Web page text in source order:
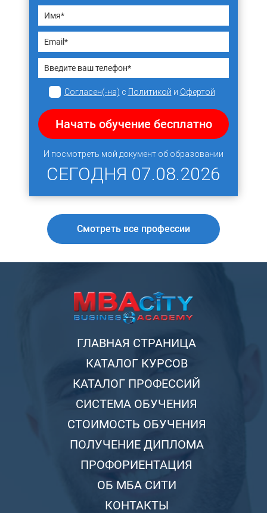
Согласен(-на) с Политикой и Офертой
Начать обучение бесплатно
И посмотреть мой документ об образовании
СЕГОДНЯ 07.08.2026
Смотреть все профессии
ГЛАВНАЯ СТРАНИЦА
КАТАЛОГ КУРСОВ
КАТАЛОГ ПРОФЕССИЙ
СИСТЕМА ОБУЧЕНИЯ
СТОИМОСТЬ ОБУЧЕНИЯ
ПОЛУЧЕНИЕ ДИПЛОМА
ПРОФОРИЕНТАЦИЯ
ОБ МБА СИТИ
КОНТАКТЫ